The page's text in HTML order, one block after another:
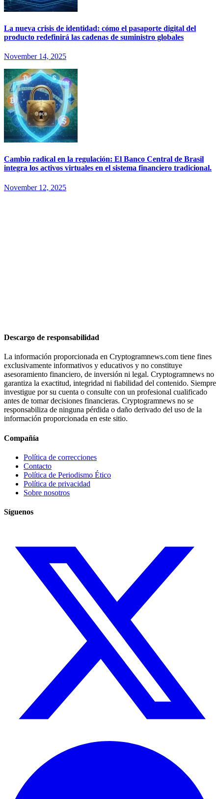
La nueva crisis de identidad: cómo el pasaporte digital del
producto redefinirá las cadenas de suministro globales
November 14, 2025
Cambio radical en la regulación: El Banco Central de Brasil
integra los activos virtuales en el sistema financiero tradicional.
November 12, 2025
Descargo de responsabilidad
La información proporcionada en Cryptogramnews.com tiene fines
exclusivamente informativos y educativos y no constituye
asesoramiento financiero, de inversión ni legal. Cryptogramnews no
garantiza la exactitud, integridad ni fiabilidad del contenido. Siempre
investigue por su cuenta o consulte con un profesional cualificado
antes de tomar decisiones financieras. Cryptogramnews no se
responsabiliza de ninguna pérdida o daño derivado del uso de la
información proporcionada en este sitio.
Compañía
Política de correcciones
Contacto
Política de Periodismo Ético
Política de privacidad
Sobre nosotros
Síguenos